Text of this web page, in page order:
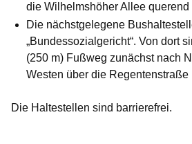
die Wilhelmshöher Allee
Die nächstgelegene
„Bundessozialgericht“. Von dort
(250 m) Fußweg zunächst nach
Westen über die
Die Haltestellen sind barrierefrei.